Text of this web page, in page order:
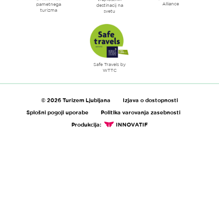
pametnega
turizma
destinacij na
svetu
Alliance
Safe Travels by
WTTC
© 2026 Turizem Ljubljana
Izjava o dostopnosti
Splošni pogoji uporabe
Politika varovanja zasebnosti
Produkcija:
INNOVATIF